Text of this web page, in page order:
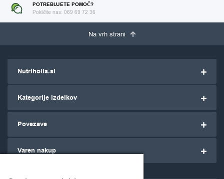
POTREBUJETE POMOČ?
Pokličite nas: 069 69 72 36
Na vrh strani
Nutriholis.si
Kategorije izdelkov
Povezave
Varen nakup